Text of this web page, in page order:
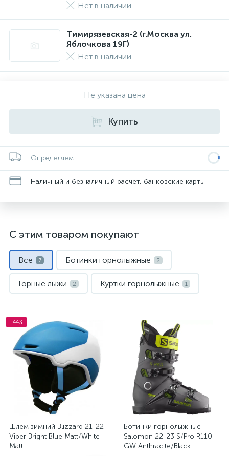
Нет в наличии
Тимирязевская-2 (г.Москва ул.
Яблочкова 19Г)
Нет в наличии
Не указана цена
Купить
Определяем...
Наличный и безналичный расчет, банковские карты
С этим товаром покупают
Все 7 Ботинки горнолыжные 2
Горные лыжи 2 Куртки горнолыжные 1
-44%
Шлем зимний Blizzard 21-22
Viper Bright Blue Matt/White
Matt
Ботинки горнолыжные
Salomon 22-23 S/Pro R110
GW Anthracite/Black